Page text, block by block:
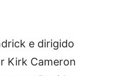
e dirigido
Kirk Cameron